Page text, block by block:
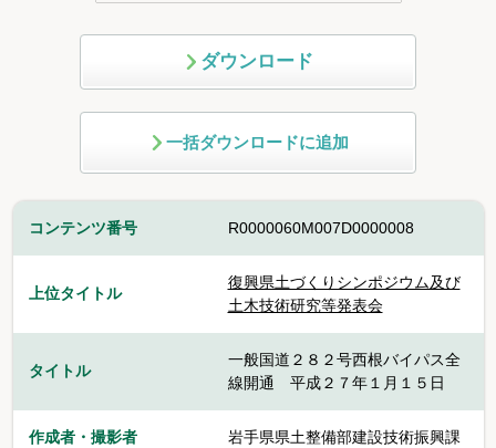
ダウンロード
一括ダウンロードに追加
コンテンツ番号 R0000060M007D0000008
上位タイトル
復興県土づくりシンポジウム及び
土木技術研究等発表会
タイトル
一般国道２８２号西根バイパス全
線開通 平成２７年１月１５日
作成者・撮影者 岩手県県土整備部建設技術振興課